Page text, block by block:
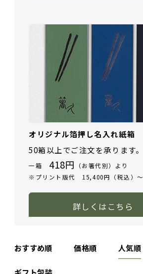
オリジナル箔押し名入れ紙箱
50箱以上でご注文を承ります。
一箱 418円
（お箸代別）より
※プリント版代 15,400円（税込）～
詳しくはこちら
おすすめ順 価格順 人気順